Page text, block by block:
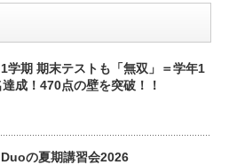
期 期末テストも「無双」＝学年1
成！470点の壁を突破！！
の夏期講習会2026